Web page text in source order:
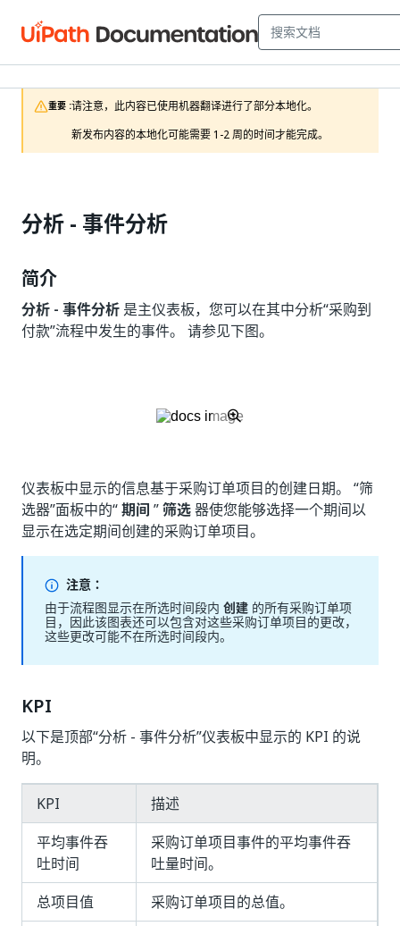
重要 :请注意，此内容已使用机器翻译进行了部分本地化。
新发布内容的本地化可能需要 1-2 周的时间才能完成。
分析 - 事件分析
简介
分析 - 事件分析是主仪表板，您可以在其中分析“采购到
付款”流程中发生的事件。 请参见下图。
仪表板中显示的信息基于采购订单项目的创建日期。 “筛
选器”面板中的“期间 ”筛选器使您能够选择一个期间以
显示在选定期间创建的采购订单项目。
注意：
由于流程图显示在所选时间段内 创建 的所有采购订单项
目，因此该图表还可以包含对这些采购订单项目的更改，
这些更改可能不在所选时间段内。
KPI
以下是顶部“分析 - 事件分析”仪表板中显示的 KPI 的说
明。
KPI
描述
平均事件吞
吐时间
采购订单项目事件的平均事件吞
吐量时间。
总项目值
采购订单项目的总值。